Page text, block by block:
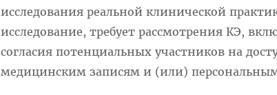
исследования реальной клинической
исследование, требует рассмотрения КЭ,
согласия потенциальных участников на
медицинским записям и (или)